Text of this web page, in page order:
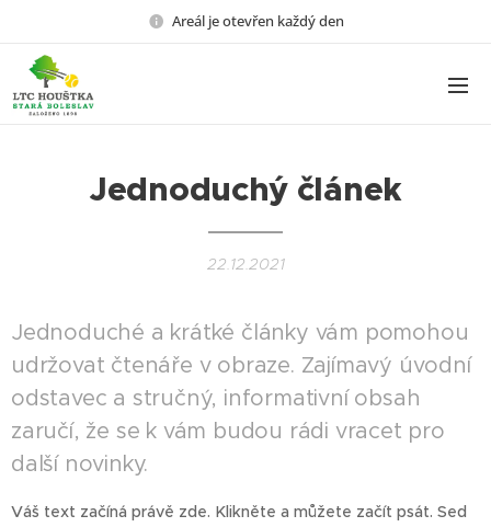
Areál je otevřen každý den
Jednoduchý článek
22.12.2021
Jednoduché a krátké články vám pomohou
udržovat čtenáře v obraze. Zajímavý úvodní
odstavec a stručný, informativní obsah
zaručí, že se k vám budou rádi vracet pro
další novinky.
Váš text začíná právě zde. Klikněte a můžete začít psát. Sed